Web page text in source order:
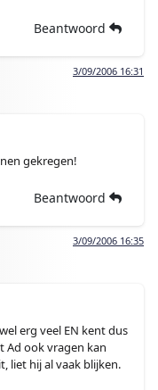
Beantwoord
3/09/2006 16:31
gekregen!
Beantwoord
3/09/2006 16:35
erg veel EN kent dus
Ad ook vragen kan
liet hij al vaak blijken.